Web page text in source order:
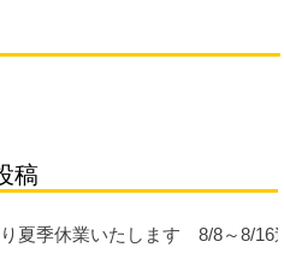
稿
夏季休業いたします 8/8～8/16迄